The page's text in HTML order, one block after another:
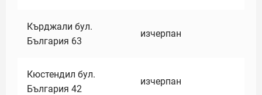
Кърджали бул.
България 63
изчерпан
Кюстендил бул.
България 42
изчерпан